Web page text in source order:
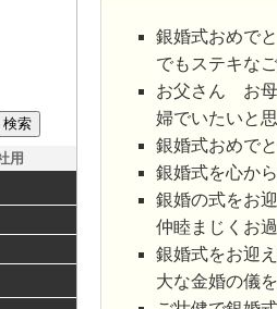
用
銀婚式おめで
でもステキな
お父さん お
婦でいたいと
銀婚式おめで
銀婚式を心か
銀婚の式をお
仲睦まじくお
銀婚式をお迎
大な金婚の儀